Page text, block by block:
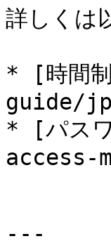
詳しくは
* [時間
guide/
* [パス
access-
---